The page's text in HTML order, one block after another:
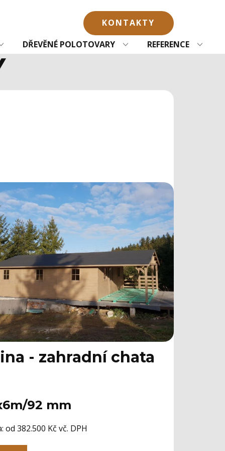
KONTAKTY
DŘEVĚNÉ POLOTOVARY
REFERENCE
- zahradní chata
92 mm
od 382.500 Kč vč. DPH